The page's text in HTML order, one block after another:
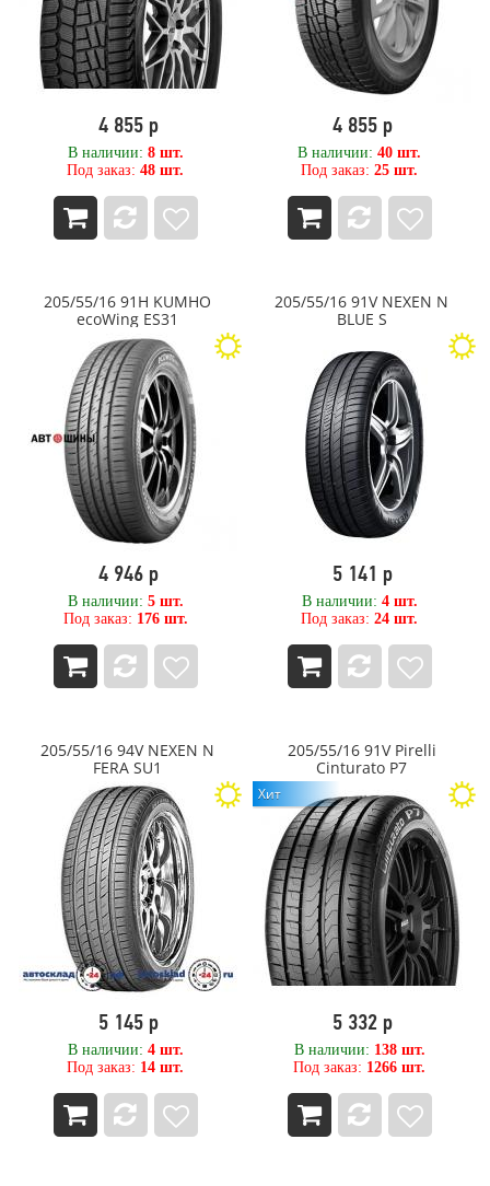
VREDESTEIN
WATERFALL
WEST LAKE
WESTLAKE
WINDPOWER
XCMG
Yokohama
ZETA
Алтайшина
АШК
Кама
Нижнекамск
Омск
Омскшина
ОШЗ
ОШЗ TYREX CRG
ЦМК Ярославль
Ярославский ШЗ
4 855 р
В наличии: 8 шт.
Под заказ:48 шт.
4 855 р
В наличии:40 шт.
Под заказ:25 шт.
205/55/16 91H KUMHO
ecoWing ES31
4 946 р
В наличии: 5 шт.
Под заказ: 176 шт.
205/55/16 91V NEXEN N
BLUE S
5 141 р
В наличии: 4 шт.
Под заказ:24 шт.
205/55/16 94V NEXEN N
FERA SU1
5 145 р
В наличии: 4 шт.
Под заказ: 14 шт.
205/55/16 91V Pirelli
Cinturato P7
Хит
5 332 р
В наличии: 138 шт.
Под заказ: 1266 шт.